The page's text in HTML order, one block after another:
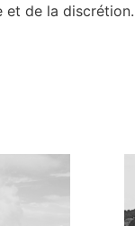
et de la discrétion.